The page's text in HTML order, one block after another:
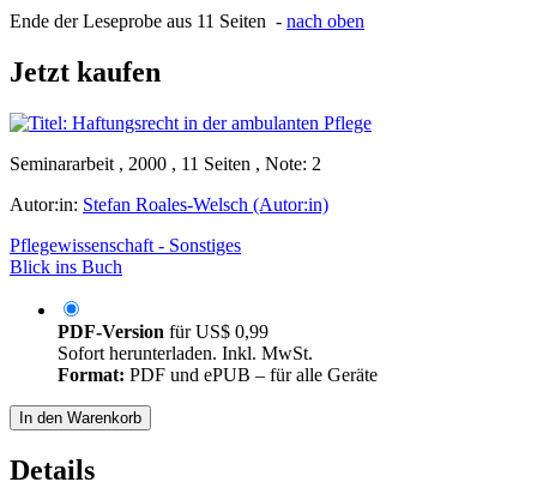
Ende der Leseprobe aus 11 Seiten - nach oben
Jetzt kaufen
Seminararbeit , 2000 , 11 Seiten , Note: 2
Autor:in: Stefan Roales-Welsch (Autor:in)
Pflegewissenschaft - Sonstiges
Blick ins Buch
PDF-Version fürUS$ 0,99
Sofort herunterladen. Inkl. MwSt.
Format: PDF und ePUB – für alle Geräte
In den Warenkorb
Details